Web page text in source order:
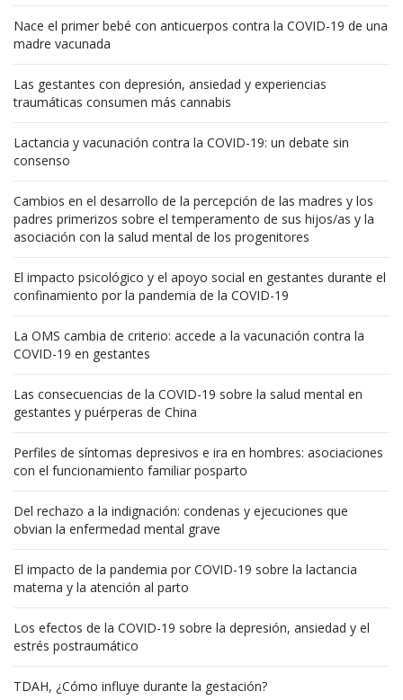
Nace el primer bebé con anticuerpos contra la COVID-19 de una
madre vacunada
Las gestantes con depresión, ansiedad y experiencias
traumáticas consumen más cannabis
Lactancia y vacunación contra la COVID-19: un debate sin
consenso
Cambios en el desarrollo de la percepción de las madres y los
padres primerizos sobre el temperamento de sus hijos/as y la
asociación con la salud mental de los progenitores
El impacto psicológico y el apoyo social en gestantes durante el
confinamiento por la pandemia de la COVID-19
La OMS cambia de criterio: accede a la vacunación contra la
COVID-19 en gestantes
Las consecuencias de la COVID-19 sobre la salud mental en
gestantes y puérperas de China
Perfiles de síntomas depresivos e ira en hombres: asociaciones
con el funcionamiento familiar posparto
Del rechazo a la indignación: condenas y ejecuciones que
obvian la enfermedad mental grave
El impacto de la pandemia por COVID-19 sobre la lactancia
materna y la atención al parto
Los efectos de la COVID-19 sobre la depresión, ansiedad y el
estrés postraumático
TDAH, ¿Cómo influye durante la gestación?